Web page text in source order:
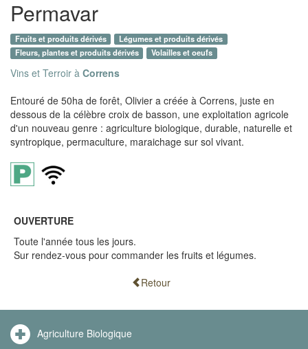
Permavar
Fruits et produits dérivés
Légumes et produits dérivés
Fleurs, plantes et produits dérivés
Volailles et oeufs
Vins et Terroir à Correns
Entouré de 50ha de forêt, Olivier a créée à Correns, juste en
dessous de la célèbre croix de basson, une exploitation agricole
d'un nouveau genre : agriculture biologique, durable, naturelle et
syntropique, permaculture, maraichage sur sol vivant.
OUVERTURE
Toute l'année tous les jours.
Sur rendez-vous pour commander les fruits et légumes.
Retour
Agriculture Biologique